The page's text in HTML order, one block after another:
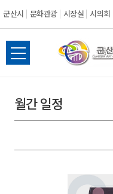
군산시 문화관광 시장실 시의회
전
체
뉴
열
월간 일정